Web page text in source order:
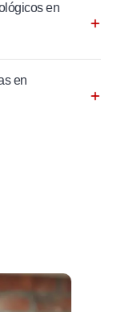
en
en